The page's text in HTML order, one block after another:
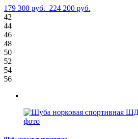
179 300 руб. 224 200 руб.
42
44
46
48
50
52
54
56